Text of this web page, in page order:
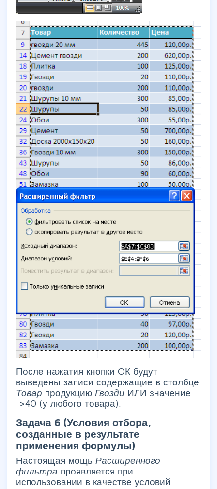
После нажатия кнопки ОК будут
выведены записи содержащие в столбце
Товар продукцию Гвозди ИЛИ значение
>40 (у любого товара).
Задача 6 (Условия отбора,
созданные в результате
применения формулы)
Настоящая мощь Расширенного
фильтра проявляется при
использовании в качестве условий